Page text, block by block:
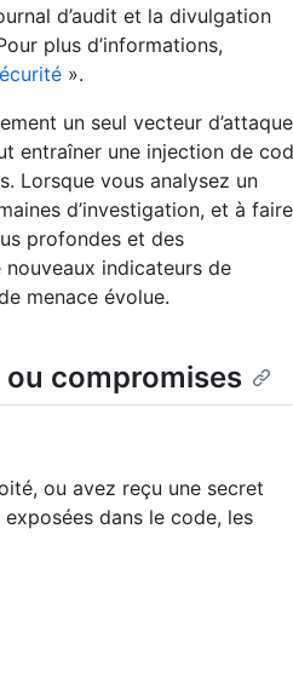
d’audit et la divulgation
plus d’informations,
».
un seul vecteur
entraîner une injection de
Lorsque vous analysez un
d’investigation, et à faire
profondes et des
indicateurs de
menace évolue.
compromises
ou avez reçu une secret
dans le code, les